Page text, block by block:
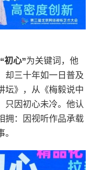
“初心”为关键词，他
却三十年如一日普及
坛》，从《梅毅说中
只因初心未冷。他认
拥：因视听作品承载